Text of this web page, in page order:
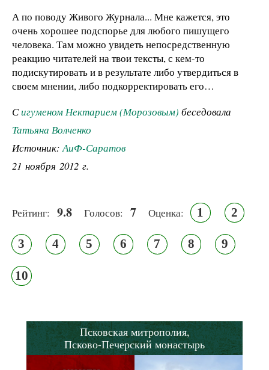
А по поводу Живого Журнала... Мне кажется, это
очень хорошее подспорье для любого пишущего
человека. Там можно увидеть непосредственную
реакцию читателей на твои тексты, с кем-то
подискутировать и в результате либо утвердиться в
своем мнении, либо подкорректировать его…
Сигуменом Нектарием (Морозовым) беседовала
Татьяна Волченко
Источник: АиФ-Саратов
21 ноября 2012 г.
Рейтинг: 9.8 Голосов: 7 Оценка: 1 2
3 4 5 6 7 8 9
10
Псковская митрополия,
Псково-Печерский монастырь